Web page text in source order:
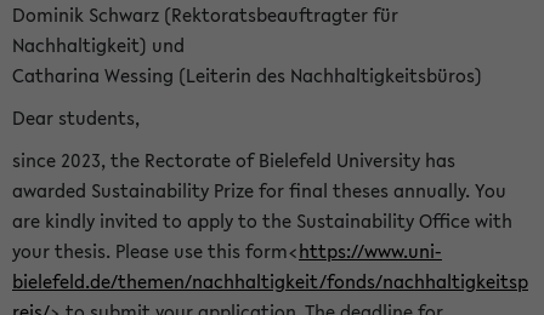
Dominik Schwarz (Rektoratsbeauftragter für
Nachhaltigkeit) und
Catharina Wessing (Leiterin des Nachhaltigkeitsbüros)
Dear students,
since 2023, the Rectorate of Bielefeld University has
awarded Sustainability Prize for final theses annually. You
are kindly invited to apply to the Sustainability Office with
your thesis. Please use this form<https://www.uni-
bielefeld.de/themen/nachhaltigkeit/fonds/nachhaltigkeitsp